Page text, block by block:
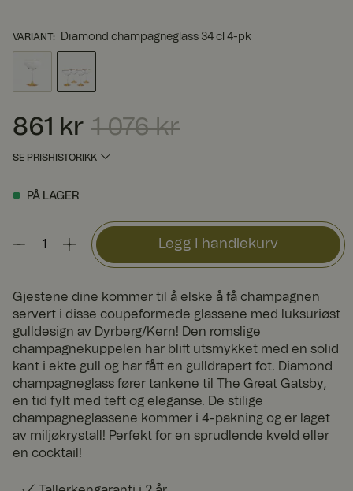
VARIANT: Diamond champagneglass 34 cl 4-pk
Nåværende pris:861 kr Forrige pris
861 kr 1 076 kr
SE PRISHISTORIKK
PÅ LAGER
Legg i handlekurv
Gjestene dine kommer til å elske å få champagnen
servert i disse coupeformede glassene med luksuriøst
gulldesign av Dyrberg/Kern! Den romslige
champagnekuppelen har blitt utsmykket med en solid
kant i ekte gull og har fått en gulldrapert fot. Diamond
champagneglass fører tankene til The Great Gatsby,
en tid fylt med teft og eleganse. De stilige
champagneglassene kommer i 4-pakning og er laget
av miljøkrystall! Perfekt for en sprudlende kveld eller
en cocktail!